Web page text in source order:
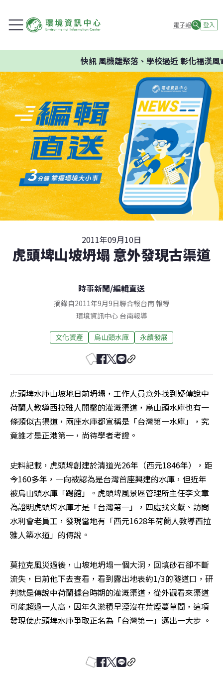
電子報 登入
快訊風機離聚落、學校過近 彰化福漢風
2011年09月10日
虎頭埤山坡坍塌 意外發現古渠道
時事新聞/編輯直送
摘錄自2011年9月9日聯合報台南 報導
環境資訊中心 台南報導
文化資產 烏山頭水庫 永續發展
虎頭埤水庫山坡地日前坍塌，工作人員意外找到疑傳說中
荷蘭人教導西拉雅人開鑿的灌溉渠道，烏山頭水庫也有一
條類似古渠道，兩座水庫都宣稱是「台灣第一水庫」，究
竟誰才是正港第一，尚待學者考證。
史料記載，虎頭埤創建於清道光26年（西元1846年），距
今160多年，一向被認為是台灣首座興建的水庫，但近年
被烏山頭水庫「踢館」。虎頭埤風景區管理所主任李文章
為證明虎頭埤水庫才是「台灣第一」，四處找文獻、訪問
水利會老員工，發現當地有「西元1628年荷蘭人教導西拉
雅人築水道」的傳說。
莫拉克風災過後，山坡地坍塌一個大洞，回填砂石卻不斷
流失，日前他下去查看，看到露出地表約1/3的隧道口，研
判就是傳說中荷蘭據台時期的灌溉渠道，從外觀看來渠道
可能超過一人高，因年久淤積早湮沒在荒煙蔓草間，這項
發現使虎頭埤水庫爭取正名為「台灣第一」邁出一大步 。